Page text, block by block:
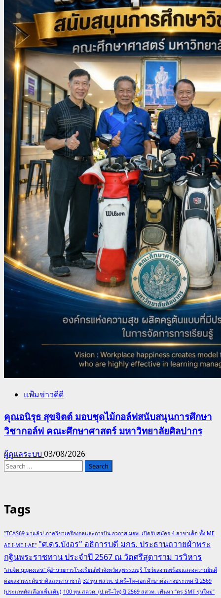
แฟ้มข่าวดีดี
คุณอนิรุธ สุขจิตต์ มอบชุดไม้กอล์ฟสนับสนุนการศึกษา
วิชากอล์ฟ คณะศึกษาศาสตร์ มหาวิทยาลัยศิลปากร
ผู้ดูแลระบบ 03/08/2026
Search
Tags
"TCAS69 มาแล้ว! ภาควิชาเครื่องกลและการบิน-อวกาศ มจพ. เปิดรับสมัคร 4 สาขาเด็ด ทั้ง ME
AE I-ME I-AE" "ศ.ดร.บังอร" อธิการบดี มกธ. ประธานถวายผ้าพระ
กฐินพระราชทาน ประจำปี 2567 ณ วัดศรีสุดาราม วรวิหาร
"สมจิต บุญคงเสน" ผู้อำนวยการโรงเรียนกีฬาจังหวัดสุพรรณบุรี โชว์ผลงานพร้อมแสดงความยินดี
ต่อผลงานระดับชาติและนานาชาติ 32 ทุน พสวท. ป.ตรี–โท–เอก ศึกษาต่อต่างประเทศ ปี 2569
(ประเภทคัดเลือกเพิ่มเติม) 100 ทุน สควค. (ป.ตรี–โท) ปี 2569 สสวท. เฟ้นหา “ครู SMT รุ่นใหม่”